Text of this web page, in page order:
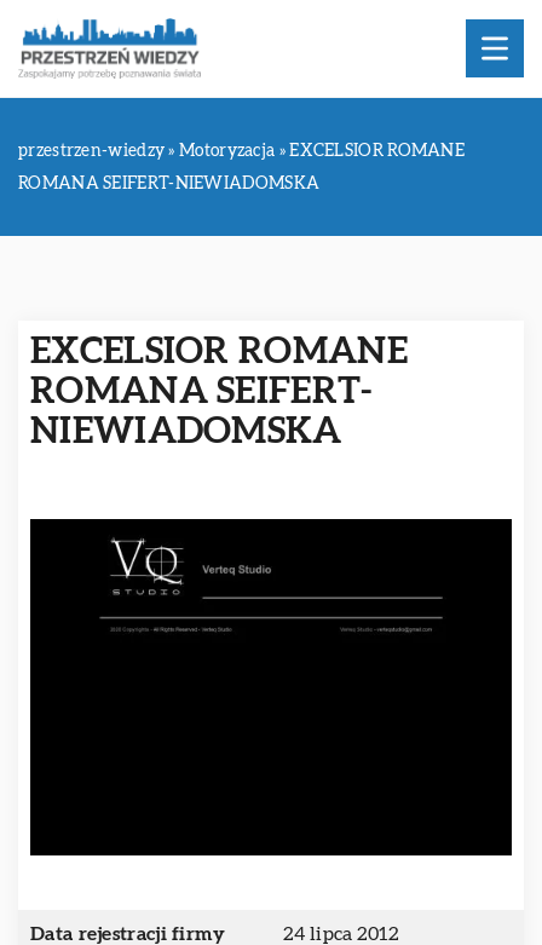
przestrzen-wiedzy »Motoryzacja »EXCELSIOR ROMANE
ROMANA SEIFERT-NIEWIADOMSKA
EXCELSIOR ROMANE
ROMANA SEIFERT-
NIEWIADOMSKA
Data rejestracji firmy 24 lipca 2012